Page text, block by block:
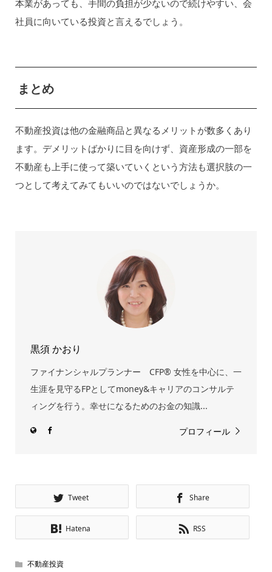
本業があっても、手間の負担が少ないので続けやすい、会
社員に向いている投資と言えるでしょう。
まとめ
不動産投資は他の金融商品と異なるメリットが数多くあり
ます。デメリットばかりに目を向けず、資産形成の一部を
不動産も上手に使って築いていくという方法も選択肢の一
つとして考えてみてもいいのではないでしょうか。
黒須 かおり
ファイナンシャルプランナー CFP® 女性を中心に、一
生涯を見守るFPとしてmoney&キャリアのコンサルテ
ィングを行う。幸せになるためのお金の知識...
プロフィール
Tweet Share
Hatena RSS
不動産投資